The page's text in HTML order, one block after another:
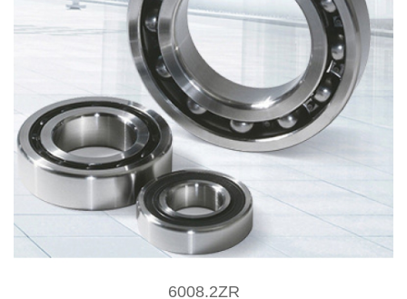
6008.2ZR